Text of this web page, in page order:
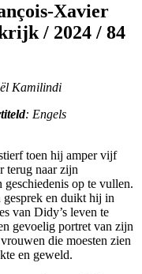
/ 2024 / 84
Kamilindi
: Engels
toen hij amper vijf
terug naar zijn
op te vullen.
gesprek en duikt hij in
van Didy’s leven te
gevoelig portret van zijn
die moesten zien
en geweld.